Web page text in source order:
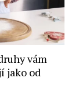
vám
jako od